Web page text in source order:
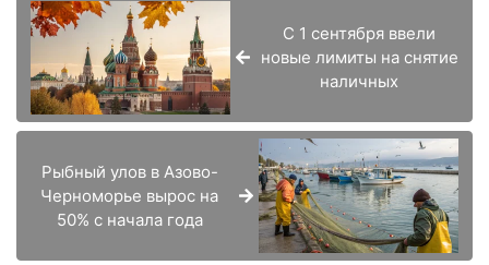
С 1 сентября ввели
новые лимиты на снятие
наличных
Рыбный улов в Азово-
Черноморье вырос на
50% с начала года